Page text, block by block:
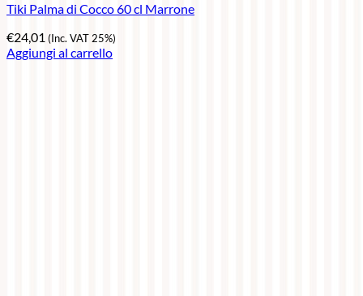
Tiki Palma di Cocco 60 cl Marrone
€24,01 (Inc. VAT 25%)
Aggiungi al carrello